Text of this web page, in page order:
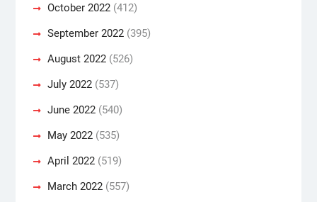
October 2022(412)
September 2022(395)
August 2022(526)
July 2022(537)
June 2022(540)
May 2022(535)
April 2022(519)
March 2022(557)